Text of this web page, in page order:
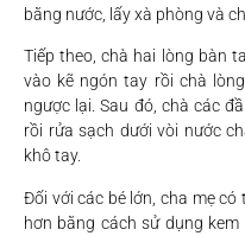
bằng nước, lấy xà phòng và
Tiếp theo, chà hai lòng bàn
vào kẽ ngón tay rồi chà
ngược lại. Sau đó, chà các
rồi rửa sạch dưới vòi nước
khô tay.
Đối với các bé lớn, cha mẹ
hơn bằng cách sử dụng